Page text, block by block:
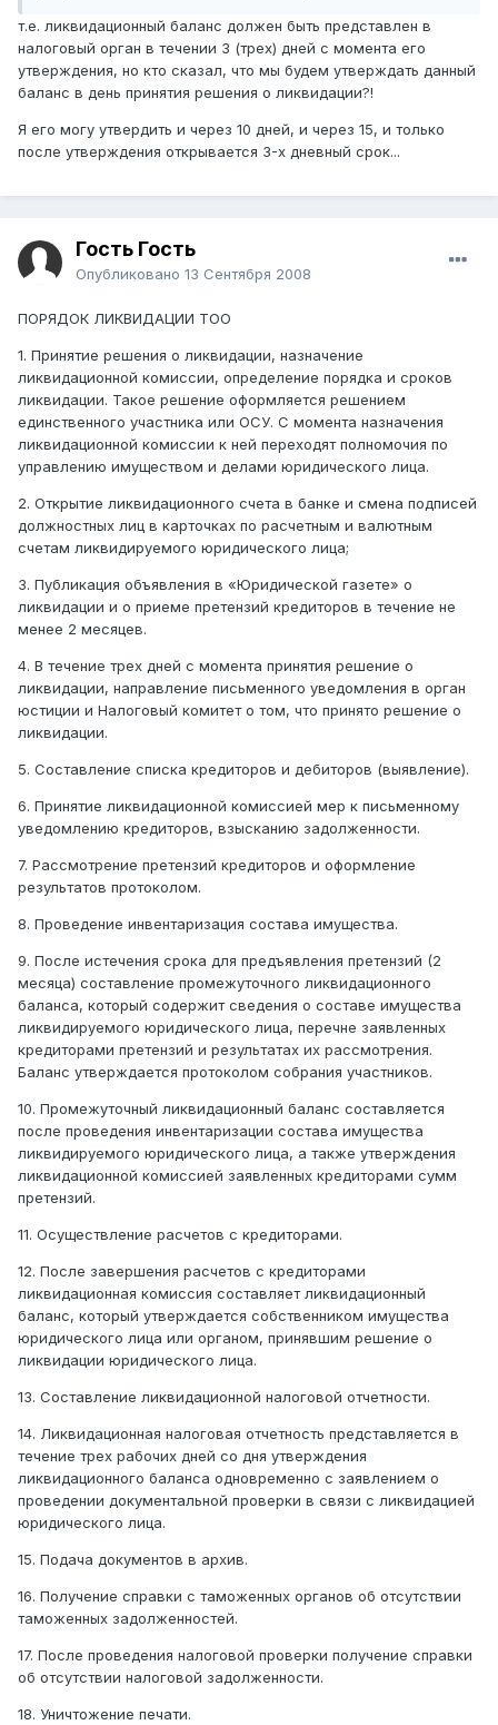
т.е. ликвидационный баланс должен быть представлен в
налоговый орган в течении 3 (трех) дней с момента его
утверждения, но кто сказал, что мы будем утверждать данный
баланс в день принятия решения о ликвидации?!
Я его могу утвердить и через 10 дней, и через 15, и только
после утверждения открывается 3-х дневный срок...
Гость Гость
Опубликовано 13 Сентября 2008
ПОРЯДОК ЛИКВИДАЦИИ ТОО
1. Принятие решения о ликвидации, назначение
ликвидационной комиссии, определение порядка и сроков
ликвидации. Такое решение оформляется решением
единственного участника или ОСУ. С момента назначения
ликвидационной комиссии к ней переходят полномочия по
управлению имуществом и делами юридического лица.
2. Открытие ликвидационного счета в банке и смена подписей
должностных лиц в карточках по расчетным и валютным
счетам ликвидируемого юридического лица;
3. Публикация объявления в «Юридической газете» о
ликвидации и о приеме претензий кредиторов в течение не
менее 2 месяцев.
4. В течение трех дней с момента принятия решение о
ликвидации, направление письменного уведомления в орган
юстиции и Налоговый комитет о том, что принято решение о
ликвидации.
5. Составление списка кредиторов и дебиторов (выявление).
6. Принятие ликвидационной комиссией мер к письменному
уведомлению кредиторов, взысканию задолженности.
7. Рассмотрение претензий кредиторов и оформление
результатов протоколом.
8. Проведение инвентаризация состава имущества.
9. После истечения срока для предъявления претензий (2
месяца) составление промежуточного ликвидационного
баланса, который содержит сведения о составе имущества
ликвидируемого юридического лица, перечне заявленных
кредиторами претензий и результатах их рассмотрения.
Баланс утверждается протоколом собрания участников.
10. Промежуточный ликвидационный баланс составляется
после проведения инвентаризации состава имущества
ликвидируемого юридического лица, а также утверждения
ликвидационной комиссией заявленных кредиторами сумм
претензий.
11. Осуществление расчетов с кредиторами.
12. После завершения расчетов с кредиторами
ликвидационная комиссия составляет ликвидационный
баланс, который утверждается собственником имущества
юридического лица или органом, принявшим решение о
ликвидации юридического лица.
13. Составление ликвидационной налоговой отчетности.
14. Ликвидационная налоговая отчетность представляется в
течение трех рабочих дней со дня утверждения
ликвидационного баланса одновременно с заявлением о
проведении документальной проверки в связи с ликвидацией
юридического лица.
15. Подача документов в архив.
16. Получение справки с таможенных органов об отсутствии
таможенных задолженностей.
17. После проведения налоговой проверки получение справки
об отсутствии налоговой задолженности.
18. Уничтожение печати.